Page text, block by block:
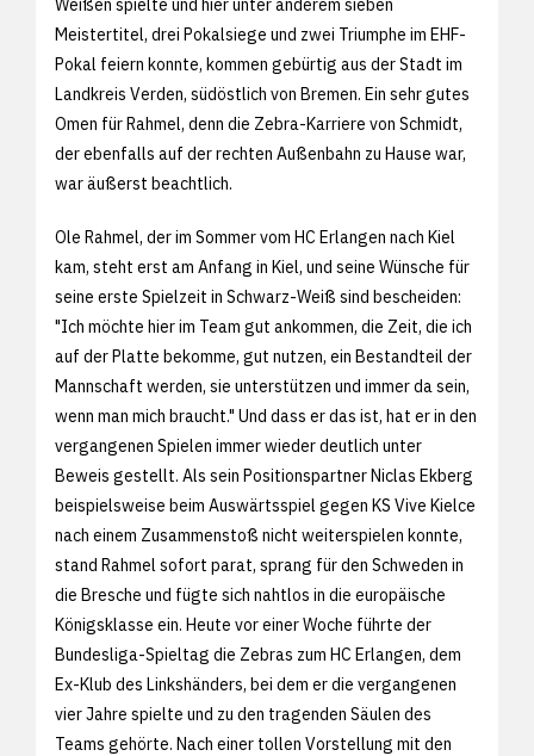
Weißen spielte und hier unter anderem sieben
Meistertitel, drei Pokalsiege und zwei Triumphe im EHF-
Pokal feiern konnte, kommen gebürtig aus der Stadt im
Landkreis Verden, südöstlich von Bremen. Ein sehr gutes
Omen für Rahmel, denn die Zebra-Karriere von Schmidt,
der ebenfalls auf der rechten Außenbahn zu Hause war,
war äußerst beachtlich.
Ole Rahmel, der im Sommer vom HC Erlangen nach Kiel
kam, steht erst am Anfang in Kiel, und seine Wünsche für
seine erste Spielzeit in Schwarz-Weiß sind bescheiden:
"Ich möchte hier im Team gut ankommen, die Zeit, die ich
auf der Platte bekomme, gut nutzen, ein Bestandteil der
Mannschaft werden, sie unterstützen und immer da sein,
wenn man mich braucht." Und dass er das ist, hat er in den
vergangenen Spielen immer wieder deutlich unter
Beweis gestellt. Als sein Positionspartner Niclas Ekberg
beispielsweise beim Auswärtsspiel gegen KS Vive Kielce
nach einem Zusammenstoß nicht weiterspielen konnte,
stand Rahmel sofort parat, sprang für den Schweden in
die Bresche und fügte sich nahtlos in die europäische
Königsklasse ein. Heute vor einer Woche führte der
Bundesliga-Spieltag die Zebras zum HC Erlangen, dem
Ex-Klub des Linkshänders, bei dem er die vergangenen
vier Jahre spielte und zu den tragenden Säulen des
Teams gehörte. Nach einer tollen Vorstellung mit den